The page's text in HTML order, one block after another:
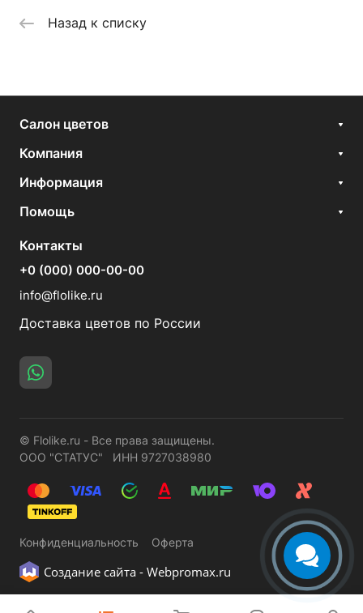
Назад к списку
Салон цветов
Компания
Информация
Помощь
Контакты
+0 (000) 000-00-00
info@flolike.ru
Доставка цветов по России
© Flolike.ru - Все права защищены.
ООО "СТАТУС" ИНН 9727038980
Конфиденциальность Оферта
Создание сайта - Webpromax.ru